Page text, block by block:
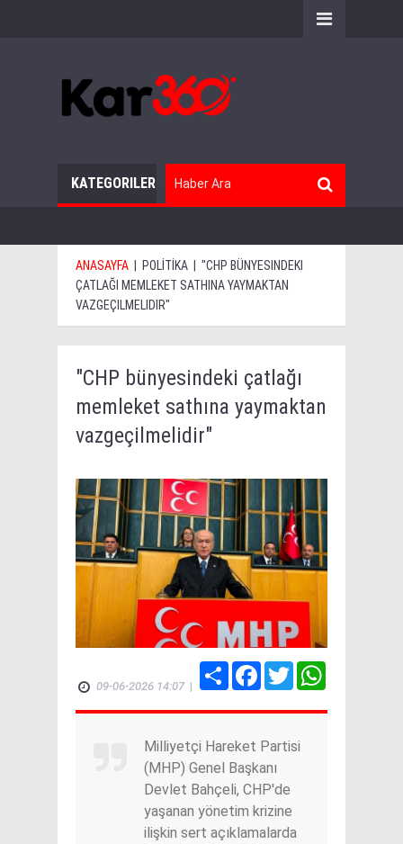
KATEGORILER
ANASAYFA | POLİTİKA | "CHP BÜNYESINDEKI
ÇATLAĞI MEMLEKET SATHINA YAYMAKTAN
VAZGEÇILMELIDIR"
"CHP bünyesindeki çatlağı
memleket sathına yaymaktan
vazgeçilmelidir"
09-06-2026 14:07|
Share FacebookTwitter
Milliyetçi Hareket Partisi
(MHP) Genel Başkanı
Devlet Bahçeli, CHP'de
yaşanan yönetim krizine
ilişkin sert açıklamalarda